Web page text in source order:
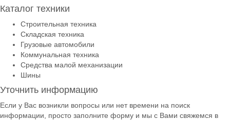
Каталог техники
Строительная техника
Складская техника
Грузовые автомобили
Коммунальная техника
Средства малой механизации
Шины
Уточнить информацию
Если у Вас возникли вопросы или нет времени на поиск
информации, просто заполните форму и мы с Вами свяжемся в